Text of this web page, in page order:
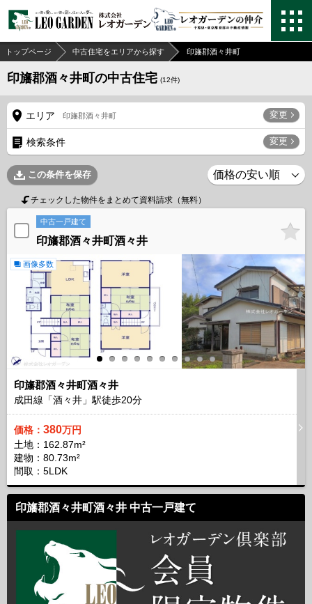
トップページ 中古住宅をエリアから探す 印旛郡酒々井町
印旛郡酒々井町の中古住宅 (12件)
エリア 印旛郡酒々井町 変更
検索条件 変更
この条件を保存
チェックした物件をまとめて資料請求（無料）
中古一戸建て
印旛郡酒々井町酒々井
画像多数
印旛郡酒々井町酒々井
成田線「酒々井」駅徒歩20分
価格： 380万円
土地：162.87m²
建物：80.73m²
間取：5LDK
印旛郡酒々井町酒々井 中古一戸建て